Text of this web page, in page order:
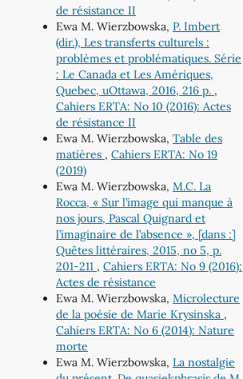
de résistance II
Ewa M. Wierzbowska, P. Imbert
(dir.), Les transferts culturels :
problèmes et problématiques. Série
: Le Canada et Les Amériques,
Quebec, uOttawa, 2016, 216 p. ,
Cahiers ERTA: No 10 (2016): Actes
de résistance II
Ewa M. Wierzbowska, Table des
matières , Cahiers ERTA: No 19
(2019)
Ewa M. Wierzbowska, M.C. La
Rocca, « Sur l’image qui manque à
nos jours, Pascal Quignard et
l’imaginaire de l’absence », [dans :]
Quêtes littéraires, 2015, no 5, p.
201-211 , Cahiers ERTA: No 9 (2016):
Actes de résistance
Ewa M. Wierzbowska, Microlecture
de la poésie de Marie Krysinska ,
Cahiers ERTA: No 6 (2014): Nature
morte
Ewa M. Wierzbowska, La nostalgie